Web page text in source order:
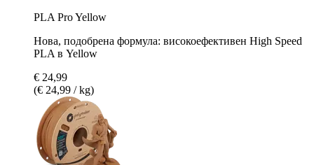
PLA Pro Yellow
Нова, подобрена формула: високоефективен High Speed
PLA в Yellow
€ 24,99
(€ 24,99 / kg)